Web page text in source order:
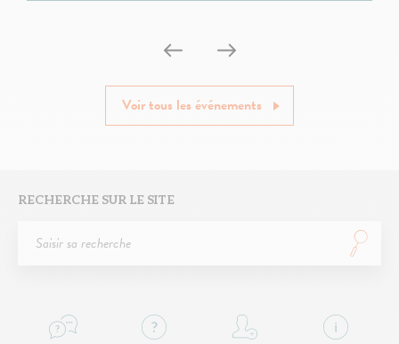
Voir tous les événements
RECHERCHE SUR LE SITE